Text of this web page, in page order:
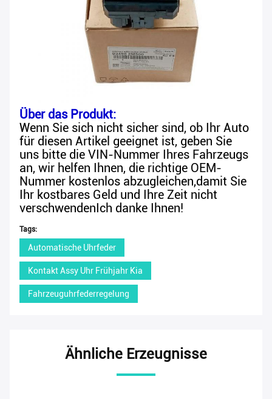
Über das Produkt:
Wenn Sie sich nicht sicher sind, ob Ihr Auto
für diesen Artikel geeignet ist, geben Sie
uns bitte die VIN-Nummer Ihres Fahrzeugs
an, wir helfen Ihnen, die richtige OEM-
Nummer kostenlos abzugleichen,damit Sie
Ihr kostbares Geld und Ihre Zeit nicht
verschwendenIch danke Ihnen!
Tags:
Automatische Uhrfeder
Kontakt Assy Uhr Frühjahr Kia
Fahrzeuguhrfederregelung
Ähnliche Erzeugnisse